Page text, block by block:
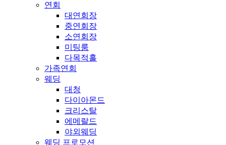
연회
대연회장
중연회장
소연회장
미팅룸
다목적홀
가족연회
웨딩
대청
다이아몬드
크리스탈
에메랄드
야외웨딩
웨딩 프로모션